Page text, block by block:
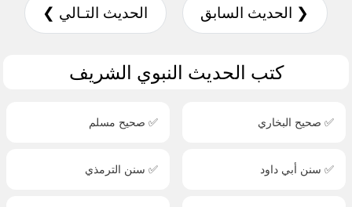
❮ الحديث السابق الحديث التـالي ❯
كتب الحديث النبوي الشريف
✅ صحيح البخاري ✅ صحيح مسلم
✅ سنن أبي داود ✅ سنن الترمذي